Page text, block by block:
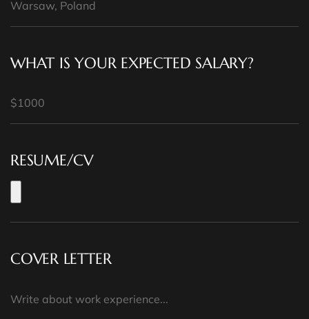
WHAT IS YOUR EXPECTED SALARY?
RESUME/CV
COVER LETTER